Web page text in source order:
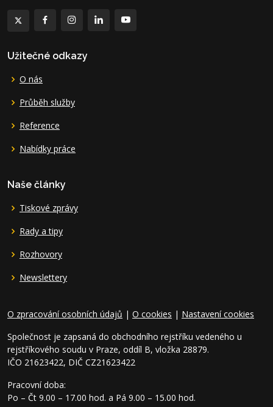
Užitečné odkazy
O nás
Průběh služby
Reference
Nabídky práce
Naše články
Tiskové zprávy
Rady a tipy
Rozhovory
Newslettery
O zpracování osobních údajů | O cookies | Nastavení cookies
Společnost je zapsaná do obchodního rejstříku vedeného u
rejstříkového soudu v Praze, oddíl B, vložka 28879.
IČO 21623422, DIČ CZ21623422
Pracovní doba:
Po – Čt 9.00 – 17.00 hod. a Pá 9.00 – 15.00 hod.